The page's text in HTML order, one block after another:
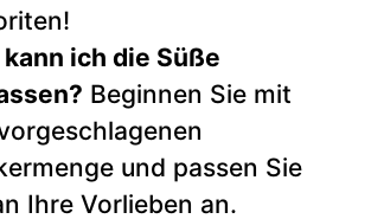
ich die Süße
Beginnen Sie mit
und passen Sie
Ihre Vorlieben an.